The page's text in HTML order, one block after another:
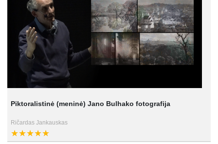
Piktoralistinė (meninė) Jano Bulhako fotografija
Ričardas Jankauskas